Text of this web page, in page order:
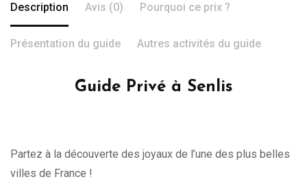
Description Avis (0) Pourquoi ce prix ?
Présentation du guide Autres activités du guide
Guide Privé à Senlis
Partez à la découverte des joyaux de l’une des plus belles
villes de France !